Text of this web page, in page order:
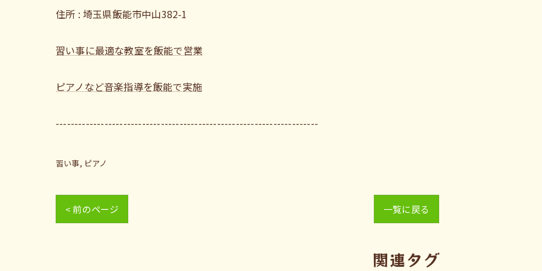
住所 : 埼玉県飯能市中山382-1
習い事に最適な教室を飯能で営業
ピアノなど音楽指導を飯能で実施
----------------------------------------------------------------------
習い事 ピアノ
< 前のページ 一覧に戻る
関連タグ